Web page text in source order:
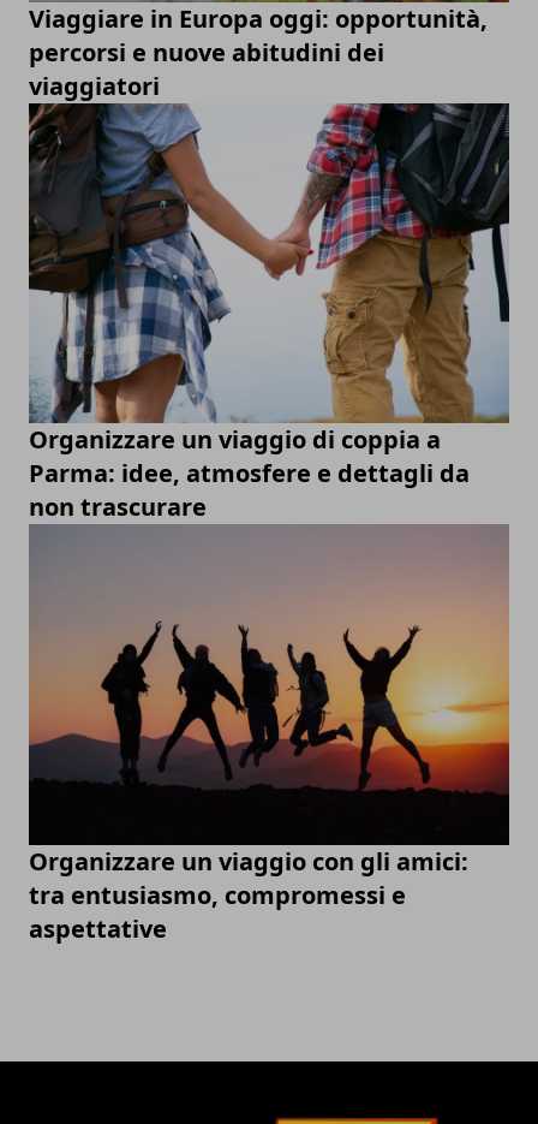
Viaggiare in Europa oggi: opportunità,
percorsi e nuove abitudini dei
viaggiatori
Organizzare un viaggio di coppia a
Parma: idee, atmosfere e dettagli da
non trascurare
Organizzare un viaggio con gli amici:
tra entusiasmo, compromessi e
aspettative